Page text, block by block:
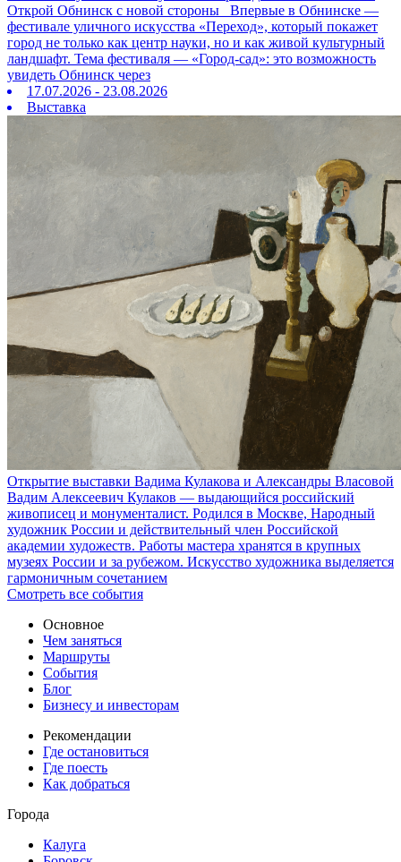
Открой Обнинск с новой стороны Впервые в Обнинске —
фестивале уличного искусства «Переход», который покажет
город не только как центр науки, но и как живой культурный
ландшафт. Тема фестиваля — «Город‑сад»: это возможность
увидеть Обнинск через
17.07.2026 - 23.08.2026
Выставка
Открытие выставки Вадима Кулакова и Александры Власовой
Вадим Алексеевич Кулаков — выдающийся российский
живописец и монументалист. Родился в Москве, Народный
художник России и действительный член Российской
академии художеств. Работы мастера хранятся в крупных
музеях России и за рубежом. Искусство художника выделяется
гармоничным сочетанием
Смотреть все события
Основное
Чем заняться
Маршруты
События
Блог
Бизнесу и инвесторам
Рекомендации
Где остановиться
Где поесть
Как добраться
Города
Калуга